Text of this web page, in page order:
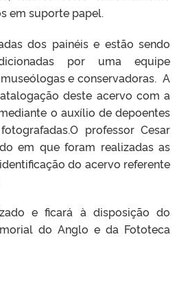
em suporte papel.
dos painéis e estão sendo
por uma equipe
e conservadoras. A
deste acervo com a
o auxílio de depoentes
professor Cesar
em que foram realizadas as
do acervo referente
e ficará à disposição do
do Anglo e da Fototeca